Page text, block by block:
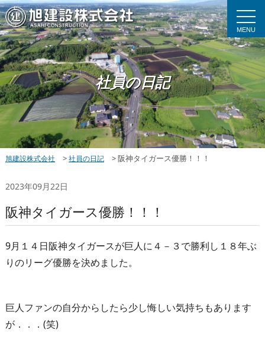
MENU
社員の日記
旭建設株式会社 > 社員の日記 >阪神タイガース優勝！！！
2023年09月22日
阪神タイガース優勝！！！
9月１４日阪神タイガースが巨人に４－３で勝利し１８年ぶ
りのリーグ優勝を決めました。
巨人ファンの自分からしたら少し悔しい気持ちもあります
が．．．(笑)